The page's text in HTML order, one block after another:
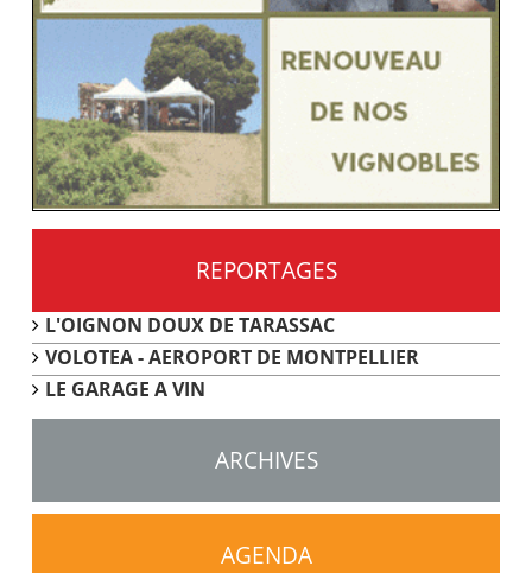
REPORTAGES
L'OIGNON DOUX DE TARASSAC
VOLOTEA - AEROPORT DE MONTPELLIER
LE GARAGE A VIN
ARCHIVES
AGENDA